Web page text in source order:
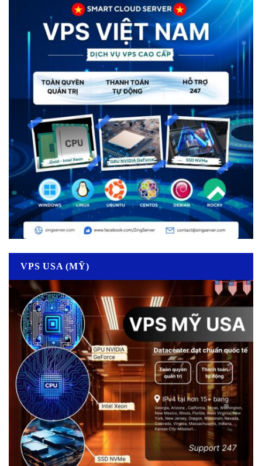
VPS USA (MỸ)